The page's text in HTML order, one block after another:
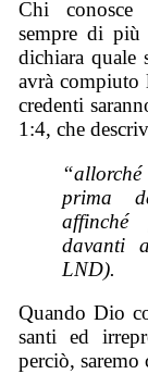
Chi conosce
sempre di
dichiara quale
avrà compiuto
credenti
1:4, che
prima
affinché
davanti
LND).
Quando Dio
santi ed
perciò, saremo